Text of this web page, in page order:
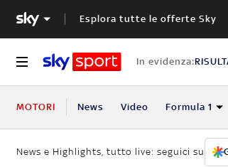
Esplora tutte le offerte Sky
In evidenza:
MOTORI News Video Formula 1
News e Highlights, tutto live: seguici su